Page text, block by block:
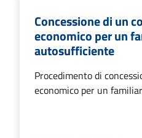
Concessione di un
economico per un
autosufficiente
Procedimento di
economico per un